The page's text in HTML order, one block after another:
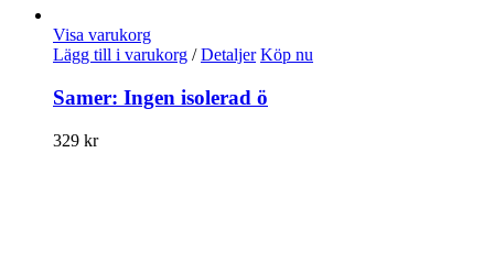
Visa varukorg
Lägg till i varukorg / Detaljer Köp nu
Samer: Ingen isolerad ö
329 kr